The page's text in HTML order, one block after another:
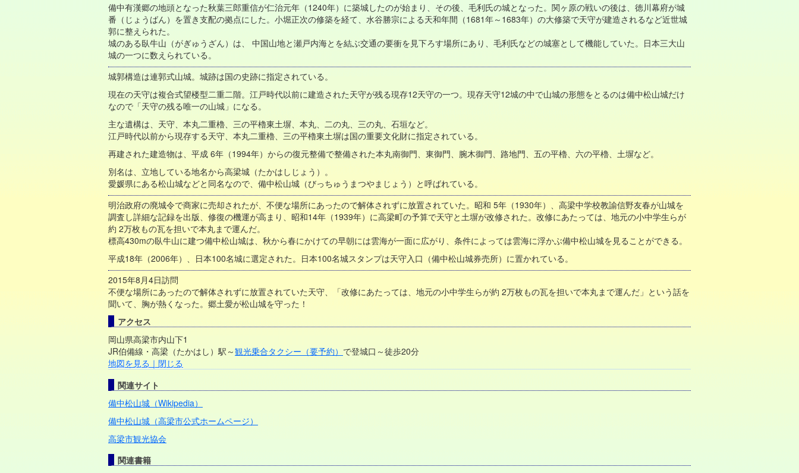
備中有漢郷の地頭となった秋葉三郎重信が仁治元年（1240年）に築城したのが始まり、その後、毛利氏の城となった。関ヶ原の戦いの後は、徳川幕府が城
番（じょうばん）を置き支配の拠点にした。小堀正次の修築を経て、水谷勝宗による天和年間（1681年～1683年）の大修築で天守が建造されるなど近世城
郭に整えられた。
城のある臥牛山（がぎゅうざん）は、 中国山地と瀬戸内海とを結ぶ交通の要衝を見下ろす場所にあり、毛利氏などの城塞として機能していた。日本三大山
城の一つに数えられている。
城郭構造は連郭式山城。城跡は国の史跡に指定されている。
現在の天守は複合式望楼型二重二階。江戸時代以前に建造された天守が残る現存12天守の一つ。現存天守12城の中で山城の形態をとるのは備中松山城だけ
なので「天守の残る唯一の山城」になる。
主な遺構は、天守、本丸二重櫓、三の平櫓東土塀、本丸、二の丸、三の丸、石垣など。
江戸時代以前から現存する天守、本丸二重櫓、三の平櫓東土塀は国の重要文化財に指定されている。
再建された建造物は、平成 6年（1994年）からの復元整備で整備された本丸南御門、東御門、腕木御門、路地門、五の平櫓、六の平櫓、土塀など。
別名は、立地している地名から高梁城（たかはしじょう）。
愛媛県にある松山城などと同名なので、備中松山城（びっちゅうまつやまじょう）と呼ばれている。
明治政府の廃城令で商家に売却されたが、不便な場所にあったので解体されずに放置されていた。昭和 5年（1930年）、高梁中学校教諭信野友春が山城を
調査し詳細な記録を出版、修復の機運が高まり、昭和14年（1939年）に高梁町の予算で天守と土塀が改修された。改修にあたっては、地元の小中学生らが
約 2万枚もの瓦を担いで本丸まで運んだ。
標高430mの臥牛山に建つ備中松山城は、秋から春にかけての早朝には雲海が一面に広がり、条件によっては雲海に浮かぶ備中松山城を見ることができる。
平成18年（2006年）、日本100名城に選定された。日本100名城スタンプは天守入口（備中松山城券売所）に置かれている。
2015年8月4日訪問
不便な場所にあったので解体されずに放置されていた天守、「改修にあたっては、地元の小中学生らが約 2万枚もの瓦を担いで本丸まで運んだ」という話を
聞いて、胸が熱くなった。郷土愛が松山城を守った！
アクセス
岡山県高梁市内山下1
JR伯備線・高梁（たかはし）駅～観光乗合タクシー（要予約） で登城口～徒歩20分
地図を見る｜閉じる
関連サイト
備中松山城（Wikipedia）
備中松山城（高梁市公式ホームページ）
高梁市観光協会
関連書籍